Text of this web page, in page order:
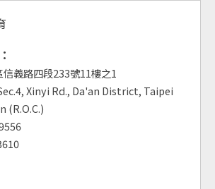
義路四段233號11樓之1
Xinyi Rd., Da'an District, Taipei
(R.O.C.)